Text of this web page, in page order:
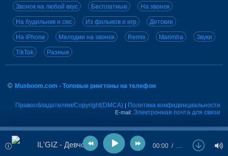
Звонок на любой вкус Бесплатные На звонок
На будильник и смс Из фильмов и игр Детские
На iPhone Мелодии на звонок Remix Marimba Звуки
TikTok Разные
© Musboom.com - Топовые рингтоны на телефон
Правообладателям/Copyright(DMCA) | Политика конфиденциальности
E-mail: Электронная почта для связи
IL'GIZ - Девчонка 00:00 …